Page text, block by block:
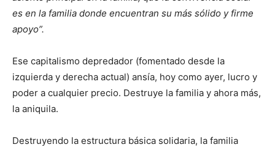
es en la familia donde encuentran su más sólido y firme
apoyo”.
Ese capitalismo depredador (fomentado desde la
izquierda y derecha actual) ansía, hoy como ayer, lucro y
poder a cualquier precio. Destruye la familia y ahora más,
la aniquila.
Destruyendo la estructura básica solidaria, la familia